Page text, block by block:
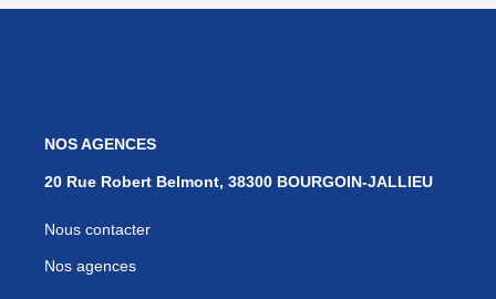
NOS AGENCES
20 Rue Robert Belmont, 38300 BOURGOIN-JALLIEU
Nous contacter
Nos agences